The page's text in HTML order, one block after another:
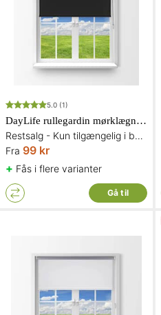
5.0 (1)
DayLife rullegardin mørklægning i sort
Restsalg - Kun tilgængelig i begrænset antal og så længe lager haves
Fra 99 kr
+ Fås i flere varianter
Gå til